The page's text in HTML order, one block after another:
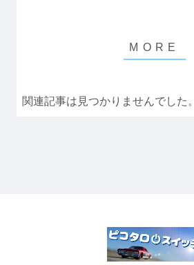
関連記事は見つかりませんでした。